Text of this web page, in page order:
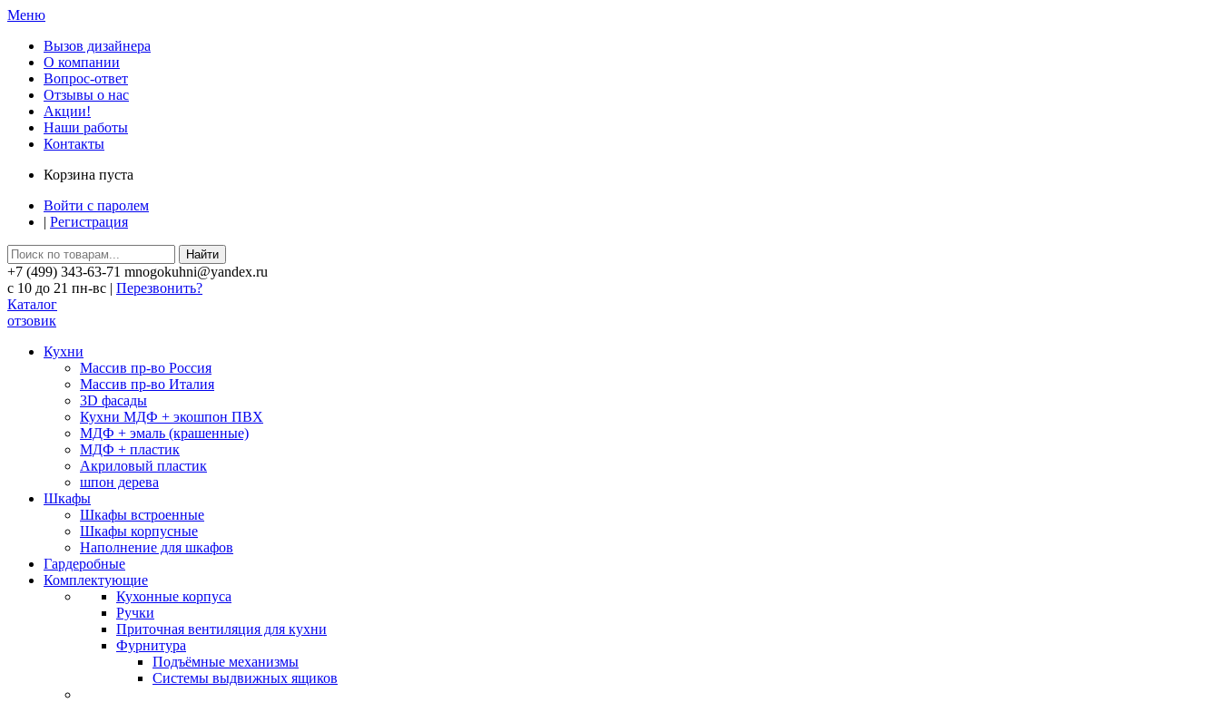
Меню
Вызов дизайнера
О компании
Вопрос-ответ
Отзывы о нас
Акции!
Наши работы
Контакты
Корзина пуста
Войти с паролем
| Регистрация
Найти
+7 (499) 343-63-71 mnogokuhni@yandex.ru
c 10 до 21 пн-вс | Перезвонить?
Каталог
отзовик
Кухни
Массив пр-во Россия
Массив пр-во Италия
3D фасады
Кухни МДФ + экошпон ПВХ
МДФ + эмаль (крашенные)
МДФ + пластик
Акриловый пластик
шпон дерева
Шкафы
Шкафы встроенные
Шкафы корпусные
Наполнение для шкафов
Гардеробные
Комплектующие
Кухонные корпуса
Ручки
Приточная вентиляция для кухни
Фурнитура
Подъёмные механизмы
Системы выдвижных ящиков